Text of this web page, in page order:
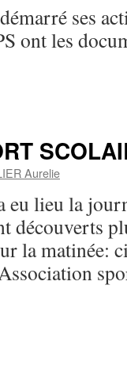
ses
ont les
Aurelie
eu lieu la
découverts
la matinée: